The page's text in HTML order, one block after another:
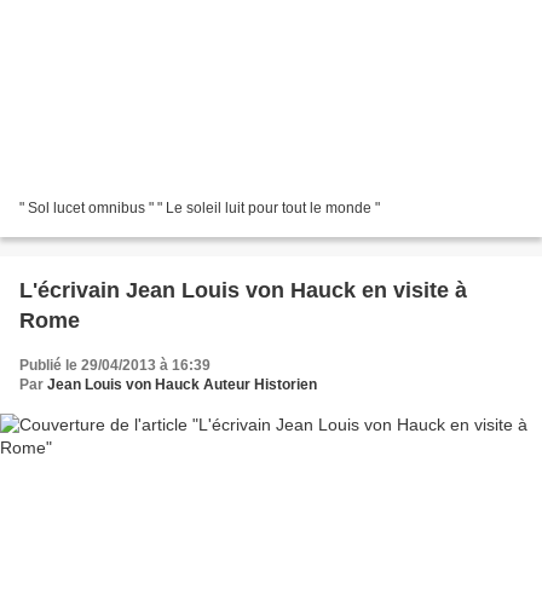
" Sol lucet omnibus " " Le soleil luit pour tout le monde "
L'écrivain Jean Louis von Hauck en visite à
Rome
Publié le 29/04/2013 à 16:39
Par Jean Louis von Hauck Auteur Historien